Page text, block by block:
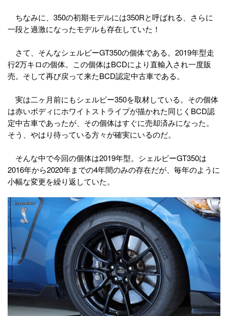
ちなみに、350の初期モデルには350Rと呼ばれる、さらに
一段と過激になったモデルも存在していた！
さて、そんなシェルビーGT350の個体である。2019年型走
行2万キロの個体。この個体はBCDにより直輸入され一度販
売。そして再び戻って来たBCD認定中古車である。
実は二ヶ月前にもシェルビー350を取材している。その個体
は赤いボディにホワイトストライプが描かれた同じくBCD認
定中古車であったが、その個体はすぐに売却済みになった。
そう、やはり待っている方々が確実にいるのだ。
そんな中で今回の個体は2019年型。シェルビーGT350は
2016年から2020年までの4年間のみの存在だが、毎年のように
小幅な変更を繰り返していた。